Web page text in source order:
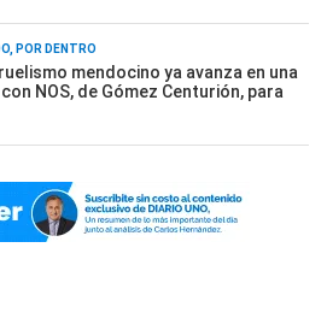
POR DENTRO
mendocino ya avanza en una
NOS, de Gómez Centurión, para